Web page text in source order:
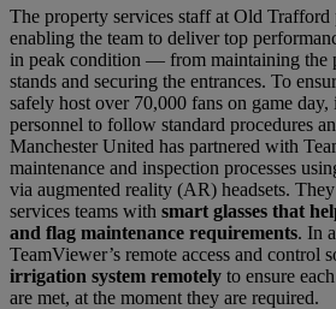
The property services staff at Old
enabling the team to deliver top
in peak condition — from maintaining the
stands and securing the entrances. To
safely host over 70,000 fans on game day,
personnel to follow standard procedures
Manchester United has partnered with
maintenance and inspection processes
via augmented reality (AR) headsets.
services teams with smart glasses that
and flag maintenance requirements. In
TeamViewer’s remote access and control
irrigation system remotely to ensure
are met, at the moment they are required.